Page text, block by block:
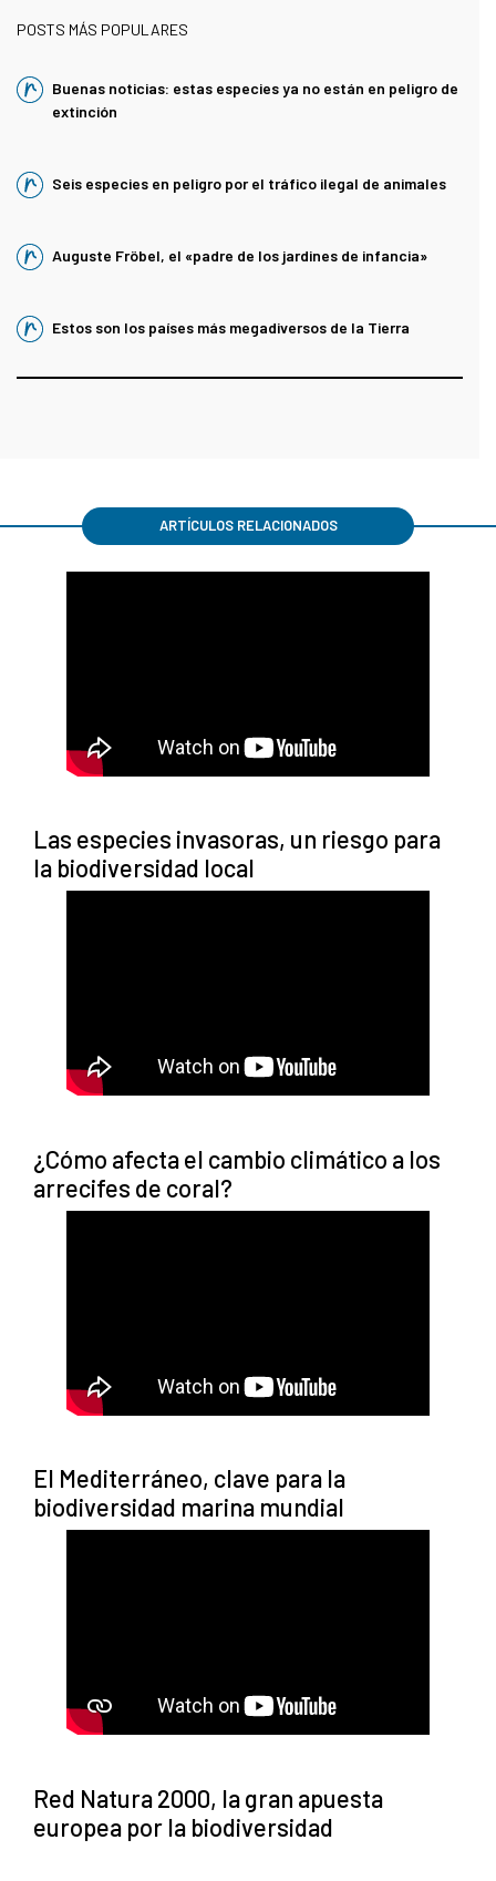
POSTS MÁS POPULARES
Buenas noticias: estas especies ya no están en peligro de
extinción
Seis especies en peligro por el tráfico ilegal de animales
Auguste Fröbel, el «padre de los jardines de infancia»
Estos son los países más megadiversos de la Tierra
ARTÍCULOS RELACIONADOS
Las especies invasoras, un riesgo para
la biodiversidad local
¿Cómo afecta el cambio climático a los
arrecifes de coral?
El Mediterráneo, clave para la
biodiversidad marina mundial
Red Natura 2000, la gran apuesta
europea por la biodiversidad